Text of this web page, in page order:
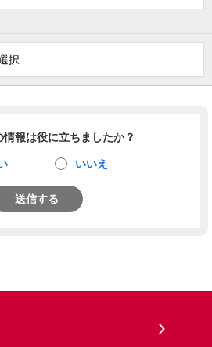
択
情報は役に立ちましたか？
いいえ
送信する